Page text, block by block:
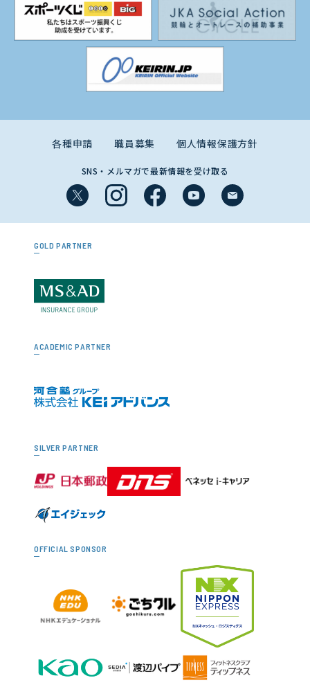
各種申請 職員募集 個人情報保護方針
SNS・メルマガで最新情報を受け取る
GOLD PARTNER
ACADEMIC PARTNER
SILVER PARTNER
OFFICIAL SPONSOR